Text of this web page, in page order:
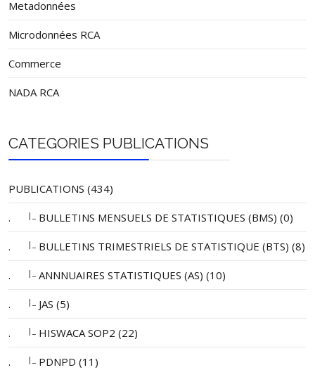
Metadonnées
Microdonnées RCA
Commerce
NADA RCA
CATEGORIES PUBLICATIONS
PUBLICATIONS (434)
. |_ BULLETINS MENSUELS DE STATISTIQUES (BMS) (0)
. |_ BULLETINS TRIMESTRIELS DE STATISTIQUE (BTS) (8)
. |_ ANNNUAIRES STATISTIQUES (AS) (10)
. |_ JAS (5)
. |_ HISWACA SOP2 (22)
. |_ PDNPD (11)